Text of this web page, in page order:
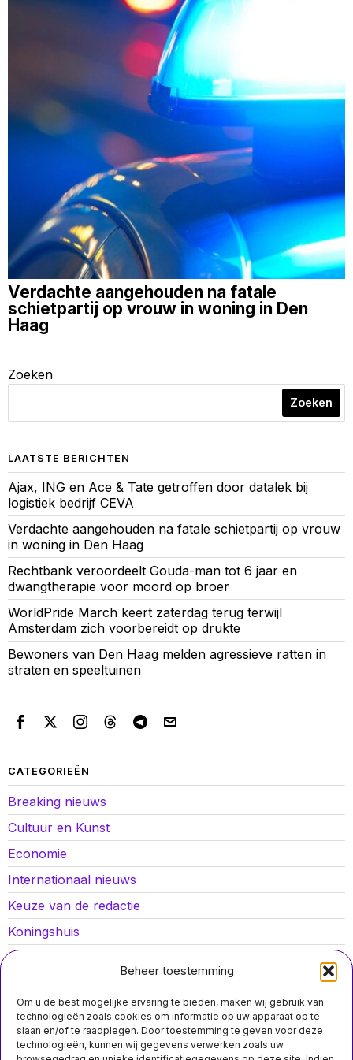
Beheer toestemming
Om u de best mogelijke ervaring te bieden, maken wij gebruik van
technologieën zoals cookies om informatie op uw apparaat op te
slaan en/of te raadplegen. Door toestemming te geven voor deze
technologieën, kunnen wij gegevens verwerken zoals uw
Verdachte aangehouden na fatale
schietpartij op vrouw in woning in Den
Haag
Zoeken
Zoeken
LAATSTE BERICHTEN
Ajax, ING en Ace & Tate getroffen door datalek bij
logistiek bedrijf CEVA
Verdachte aangehouden na fatale schietpartij op vrouw
in woning in Den Haag
Rechtbank veroordeelt Gouda-man tot 6 jaar en
dwangtherapie voor moord op broer
WorldPride March keert zaterdag terug terwijl
Amsterdam zich voorbereidt op drukte
Bewoners van Den Haag melden agressieve ratten in
straten en speeltuinen
CATEGORIEËN
Breaking nieuws
Cultuur en Kunst
Economie
Internationaal nieuws
Keuze van de redactie
Koningshuis
Lokaal nieuws
Opinies
Politiek